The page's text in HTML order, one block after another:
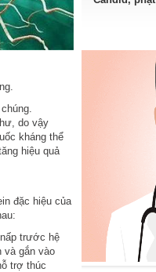
do vậy
kháng thể
hiệu quả
đặc hiệu của
trước hệ
và gắn vào
trợ thúc